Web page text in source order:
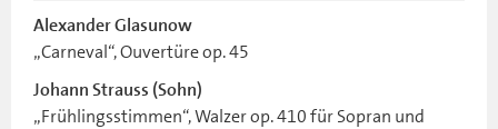
Alexander Glasunow
„Carneval“, Ouvertüre op. 45
Johann Strauss (Sohn)
„Frühlingsstimmen“, Walzer op. 410 für Sopran und